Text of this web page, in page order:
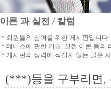
이론 과 실전 / 칼럼
＊회원들의 참여를 위한 게시판입니다
＊테니스에 관한 기술, 실전 이론 등의
＊게시판의 성격에 적절치 않는 글은
(***)등을 구부리면,